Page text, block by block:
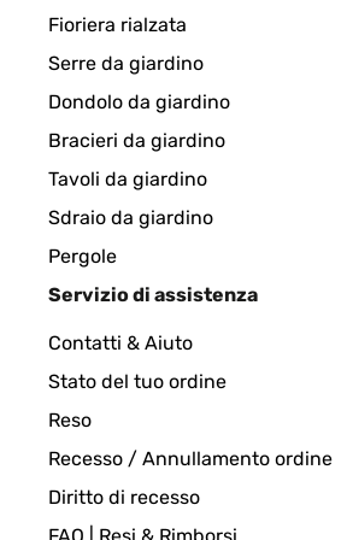
Fioriera rialzata
Serre da giardino
Dondolo da giardino
Bracieri da giardino
Tavoli da giardino
Sdraio da giardino
Pergole
Servizio di assistenza
Contatti & Aiuto
Stato del tuo ordine
Reso
Recesso / Annullamento ordine
Diritto di recesso